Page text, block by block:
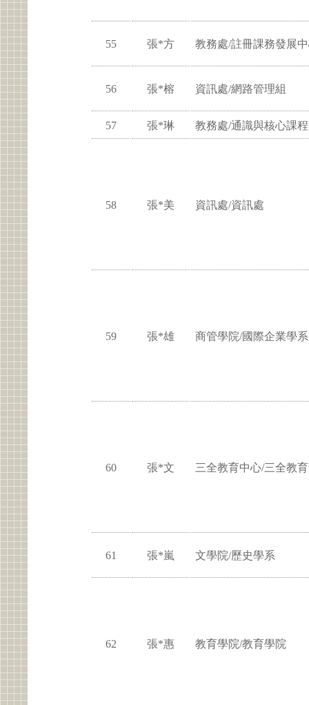
55 張*方 教務處/註冊課務發展
56 張*榕 資訊處/網路管理組
57 張*琳 教務處/通識與核心課
58 張*美 資訊處/資訊處
59 張*雄 商管學院/國際企業學系
60 張*文 三全教育中心/三全教
61 張*嵐 文學院/歷史學系
62 張*惠 教育學院/教育學院